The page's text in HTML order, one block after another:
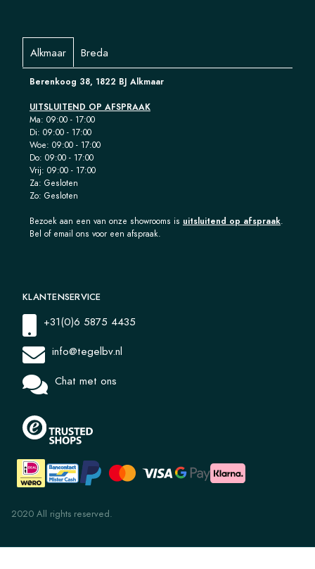
Alkmaar Breda
Berenkoog 38, 1822 BJ Alkmaar
UITSLUITEND OP AFSPRAAK
Ma: 09:00 - 17:00
Di: 09:00 - 17:00
Woe: 09:00 - 17:00
Do: 09:00 - 17:00
Vrij: 09:00 - 17:00
Za: Gesloten
Zo: Gesloten
Bezoek aan een van onze showrooms is uitsluitend op afspraak.
Bel of email ons voor een afspraak.
KLANTENSERVICE
+31(0)6 5875 4435
info@tegelbv.nl
Chat met ons
2020 All rights reserved.